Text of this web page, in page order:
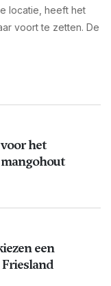
locatie, heeft het
voort te zetten. De
het
een